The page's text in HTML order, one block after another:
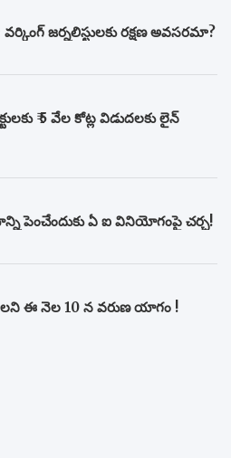
వర్కింగ్ జర్నలిస్టులకు రక్షణ అవసరమా?
₹ 5 వేల కోట్ల విడుదలకు లైన్
పెంచేందుకు ఏ ఐ వినియోగంపై చర్చ!
ఈ నెల 10 న వరుణ యాగం !